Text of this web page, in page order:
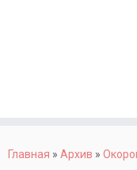
Главная » Архив »